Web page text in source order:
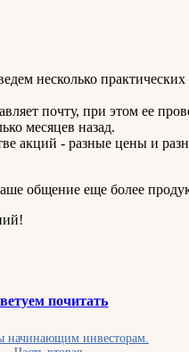
несколько
почту, при этом ее
месяцев назад.
акций - разные цены и
общение еще более
почитать